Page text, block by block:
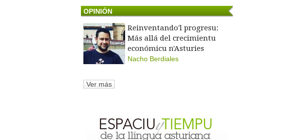
OPINIÓN
Reinventando'l progresu:
Más allá del crecimientu
económicu n'Asturies
Nacho Berdiales
Ver más